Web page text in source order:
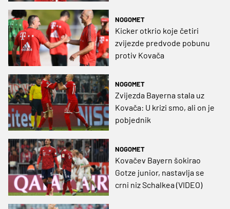
NOGOMET
Kicker otkrio koje četiri
zvijezde predvode pobunu
protiv Kovača
NOGOMET
Zvijezda Bayerna stala uz
Kovača: U krizi smo, ali on je
pobjednik
NOGOMET
Kovačev Bayern šokirao
Gotze junior, nastavlja se
crni niz Schalkea (VIDEO)